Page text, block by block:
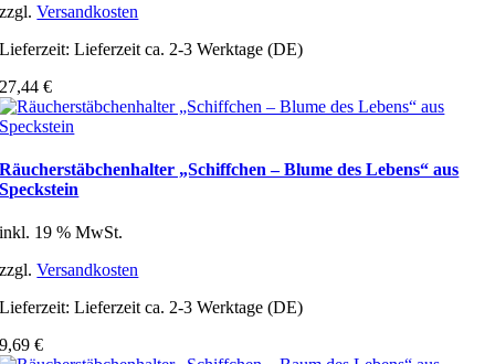
zzgl.Versandkosten
Lieferzeit:Lieferzeit ca. 2-3 Werktage (DE)
27,44€
Räucherstäbchenhalter „Schiffchen – Blume des Lebens“ aus
Speckstein
inkl. 19 % MwSt.
zzgl.Versandkosten
Lieferzeit:Lieferzeit ca. 2-3 Werktage (DE)
9,69€